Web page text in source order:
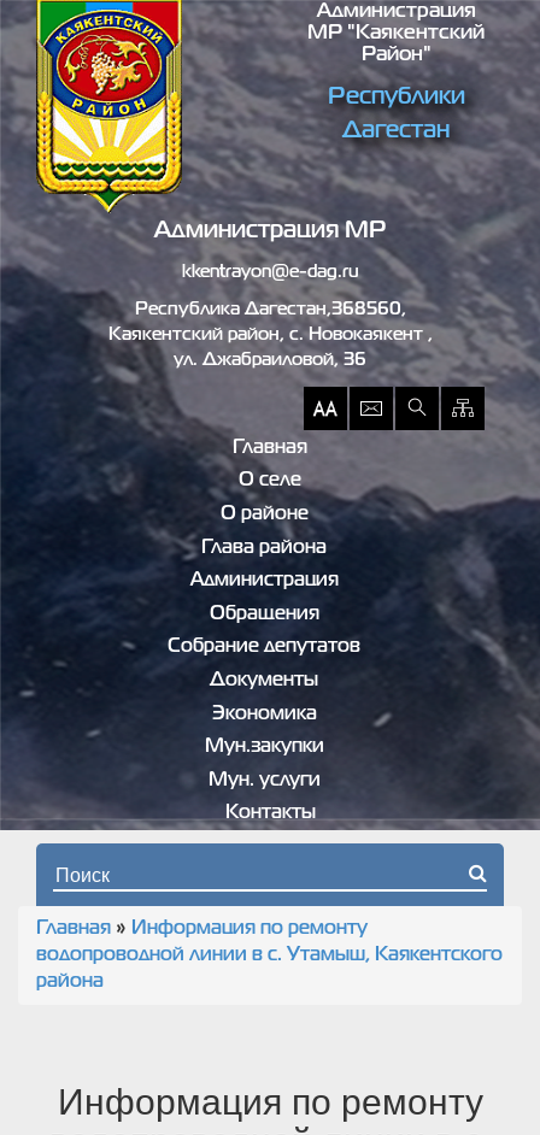
Перейти к основному содержаниюАдминистрация
МР "Каякентский
Район"
Республики
Дагестан
Администрация МР
kkentrayon@e-dag.ru
Республика Дагестан,368560,
Каякентский район, c. Новокаякент ,
ул. Джабраиловой, 36
Главная
О селе
О районе
Глава района
Администрация
Обращения
Собрание депутатов
Документы
Экономика
Мун.закупки
Мун. услуги
Контакты
Форма поиска
Вы здесь
Главная » Информация по ремонту
водопроводной линии в с. Утамыш, Каякентского
района
Информация по ремонту